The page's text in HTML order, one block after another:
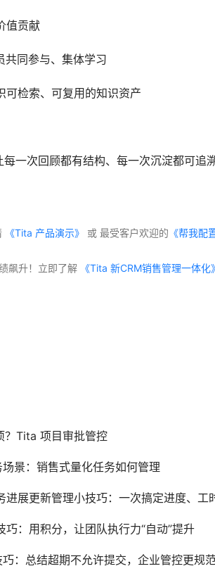
值贡献
共同参与、集体学习
可检索、可复用的知识资产
一次回顾都有结构、每一次沉淀都可追
《Tita 产品演示》 或 最受客户欢迎的 《帮我配
飙升！立即了解
？Tita 项目审批管控
景：销售式量化任务如何管理
展更新管理小技巧：一次搞定进度、工时与进
巧：用积分，让团队执行力“自动”提升
总结超期不允许提交，企业管控更规范，提交更准